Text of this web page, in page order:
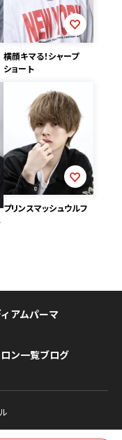
横顔キマる！シャープ
ショート
プリンスマッシュウルフ
アムパーマ
ン一覧ブログ